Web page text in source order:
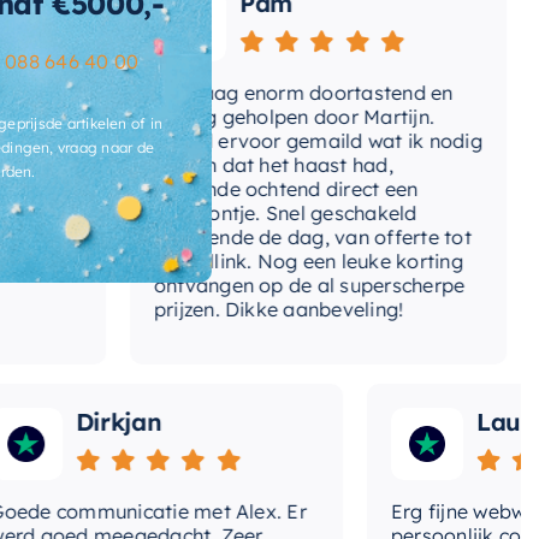
Vandaag enorm doortastend en
prettig geholpen door Martijn.
Avond ervoor gemaild wat ik nodig
had en dat het haast had,
volgende ochtend direct een
telefoontje. Snel geschakeld
gedurende de dag, van offerte tot
betaallink. Nog een leuke korting
ontvangen op de al superscherpe
prijzen. Dikke aanbeveling!
Dirkjan
communicatie met Alex. Er
Laura
Erg fijne
088 646 40 00
artikelen of in
vraag naar de